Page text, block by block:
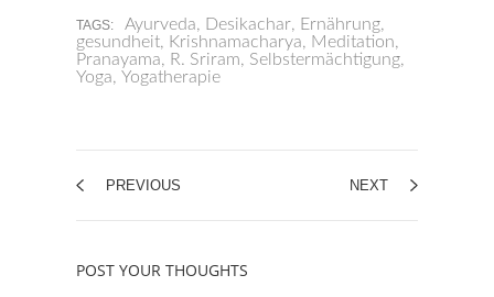
TAGS: Ayurveda, Desikachar, Ernährung,
gesundheit, Krishnamacharya, Meditation,
Pranayama, R. Sriram, Selbstermächtigung,
Yoga, Yogatherapie
PREVIOUS NEXT
POST YOUR THOUGHTS